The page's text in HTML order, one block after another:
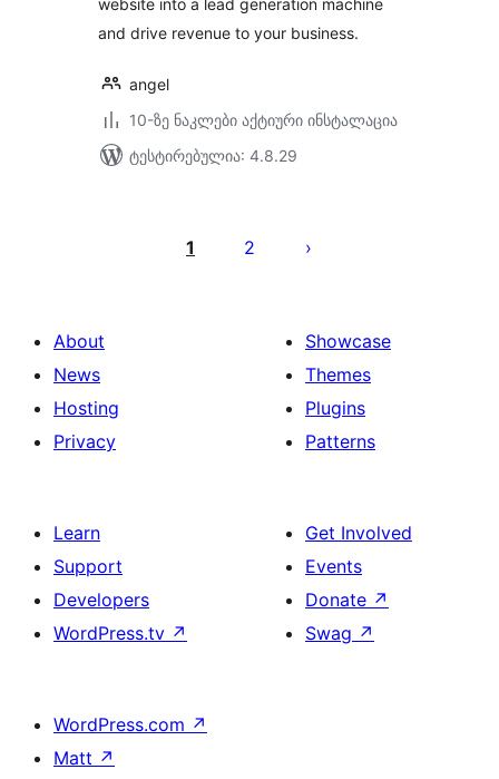
website into a lead generation machine
and drive revenue to your business.
angel
10-ზე ნაკლები აქტიური ინსტალაცია
ტესტირებულია: 4.8.29
გვერდებათ
1 2
About
News
Hosting
Privacy
Showcase
Themes
Plugins
Patterns
Learn
Support
Developers
WordPress.tv ↗
Get Involved
Events
Donate ↗
Swag ↗
WordPress.com ↗
Matt ↗